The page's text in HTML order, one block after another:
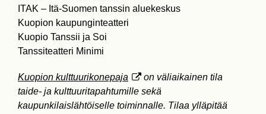
ITAK – Itä-Suomen tanssin aluekeskus
Kuopion kaupunginteatteri
Kuopio Tanssii ja Soi
Tanssiteatteri Minimi
Kuopion kulttuurikonepaja
on väliaikainen tila
taide- ja kulttuuritapahtumille sekä
kaupunkilaislähtöiselle toiminnalle. Tilaa ylläpitää